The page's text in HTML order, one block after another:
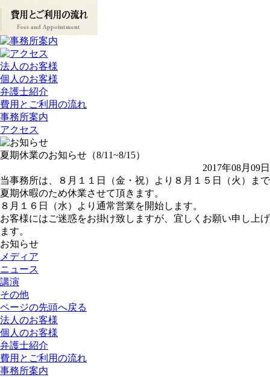
法人のお客様
個人のお客様
弁護士紹介
費用とご利用の流れ
事務所案内
アクセス
夏期休業のお知らせ（8/11~8/15）
2017年08月09日
当事務所は、８月１１日（金・祝）より８月１５日（火）まで
夏期休暇のため休業させて頂きます。
８月１６日（水）より通常営業を開始します。
お客様にはご迷惑をお掛け致しますが、宜しくお願い申し上げ
ます。
お知らせ
メディア
ニュース
講演
その他
ページの先頭へ戻る
法人のお客様
個人のお客様
弁護士紹介
費用とご利用の流れ
事務所案内